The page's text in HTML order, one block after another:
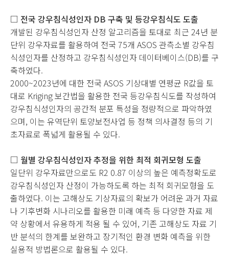
□ 전국 강우침식성인자 DB 구축 및 등강우침식도 도출
개발된 강우침식성인자 산정 알고리즘을 토대로 최근 24년 분
단위 강우자료를 활용하여 전국 75개 ASOS 관측소별 강우침
식성인자를 산정하고 강우침식성인자 데이터베이스(DB)를 구
축하였다.
2000~2023년에 대한 전국 ASOS 기상대별 연평균 R값을 토
대로 Kriging 보간법을 활용한 전국 등강우침식도를 작성하여
강우침식성인자의 공간적 분포 특성을 정량적으로 파악하였
으며, 이는 유역단위 토양보전사업 등 정책 의사결정 등의 기
초자료로 폭넓게 활용될 수 있다.
□ 월별 강우침식성인자 추정을 위한 최적 회귀모형 도출
일단위 강우자료만으로도 R2 0.87 이상의 높은 예측정확도로
강우침식성인자 산정이 가능하도록 하는 최적 회귀모형을 도
출하였다. 이는 고해상도 기상자료의 확보가 어려운 과거 자료
나 기후변화 시나리오를 활용한 미래 예측 등 다양한 자료 제
약 상황에서 유용하게 적용 될 수 있어, 기존 고해상도 자료 기
반 분석의 한계를 보완하고 장기적인 환경 변화 예측을 위한
실용적 방법론으로 활용될 수 있다.